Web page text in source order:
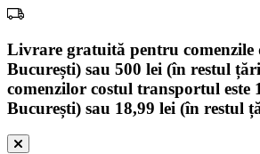
Livrare gratuită pentru comenzile
București) sau 500 lei (în restul
comenzilor costul transportul este
București) sau 18,99 lei (în restul